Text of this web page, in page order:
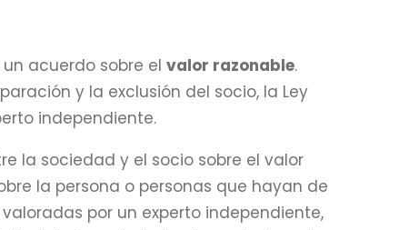
acuerdo sobre el valor razonable.
y la exclusión del socio, la Ley
independiente.
la sociedad y el socio sobre el valor
la persona o personas que hayan de
por un experto independiente,